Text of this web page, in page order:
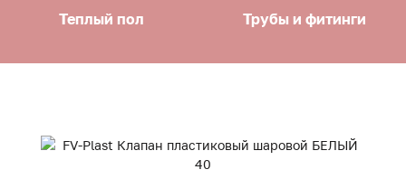
Теплый пол Трубы и фитинги